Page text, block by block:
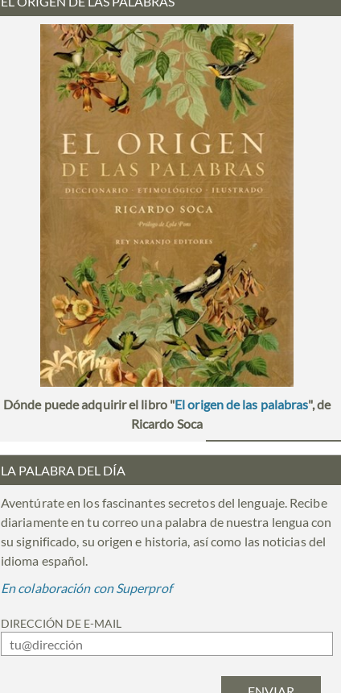
Dónde puede adquirir el libro "El origen de las palabras", de
Ricardo Soca
LA PALABRA DEL DÍA
Aventúrate en los fascinantes secretos del lenguaje. Recibe
diariamente en tu correo una palabra de nuestra lengua con
su significado, su origen e historia, así como las noticias del
idioma español.
En colaboración con Superprof
DIRECCIÓN DE E-MAIL